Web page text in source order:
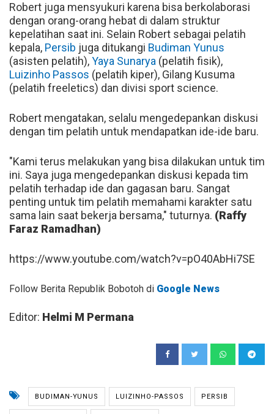
Robert juga mensyukuri karena bisa berkolaborasi
dengan orang-orang hebat di dalam struktur
kepelatihan saat ini. Selain Robert sebagai pelatih
kepala, Persib juga ditukangi Budiman Yunus
(asisten pelatih),Yaya Sunarya (pelatih fisik),
Luizinho Passos (pelatih kiper), Gilang Kusuma
(pelatih freeletics) dan divisi sport science.
Robert mengatakan, selalu mengedepankan diskusi
dengan tim pelatih untuk mendapatkan ide-ide baru.
"Kami terus melakukan yang bisa dilakukan untuk tim
ini. Saya juga mengedepankan diskusi kepada tim
pelatih terhadap ide dan gagasan baru. Sangat
penting untuk tim pelatih memahami karakter satu
sama lain saat bekerja bersama," tuturnya. (Raffy
Faraz Ramadhan)
https://www.youtube.com/watch?v=pO40AbHi7SE
Follow Berita Republik Bobotoh di Google News
Editor: Helmi M Permana
BUDIMAN-YUNUS LUIZINHO-PASSOS PERSIB